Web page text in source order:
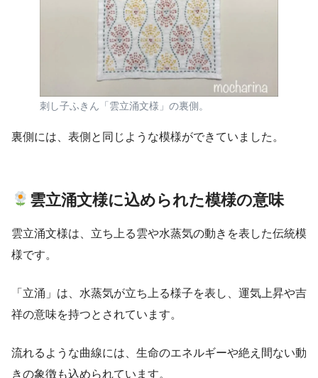
刺し子ふきん「雲立涌文様」の裏側。
裏側には、表側と同じような模様ができていました。
雲立涌文様に込められた模様の意味
雲立涌文様は、立ち上る雲や水蒸気の動きを表した伝統模
様です。
「立涌」は、水蒸気が立ち上る様子を表し、運気上昇や吉
祥の意味を持つとされています。
流れるような曲線には、生命のエネルギーや絶え間ない動
きの象徴も込められています。